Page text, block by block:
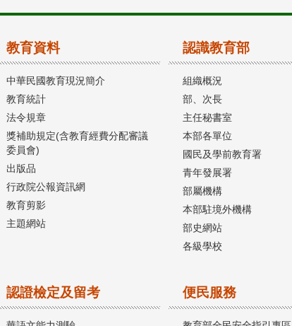
教育資料
中華民國教育現況簡介
教育統計
法令規章
獎補助規定(含教育經費分配審議
委員會)
出版品
行政院公報資訊網
教育剪影
主題網站
認識教育部
組織概況
部、次長
主任秘書室
本部各單位
國民及學前教育署
青年發展署
部屬機構
本部駐境外機構
部史網站
各級學校
認證檢定及留考 便民服務